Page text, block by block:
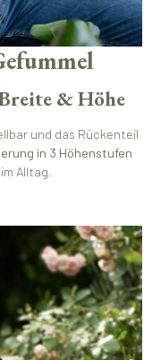
& Höhe
und das Rückenteil
in 3 Höhenstufen
Alltag.